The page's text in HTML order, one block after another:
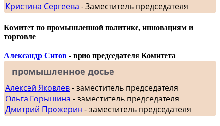
Кристина Сергеева - Заместитель председателя
Комитет по промышленной политике, инновациям и
торговле
Александр Ситов - врио председателя Комитета
промышленное досье
Алексей Яковлев- заместитель председателя
Ольга Горышина - заместитель председателя
Дмитрий Прожерин - заместитель председателя